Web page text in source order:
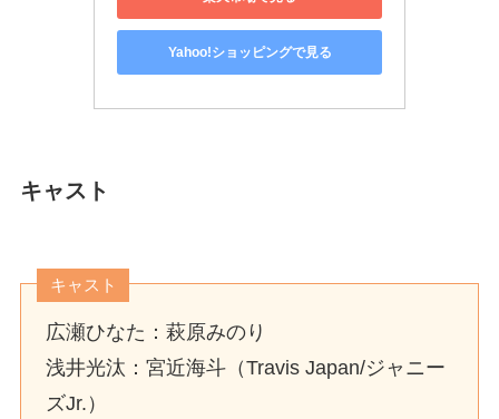
Yahoo!ショッピングで見る
キャスト
キャスト
広瀬ひなた：萩原みのり
浅井光汰：宮近海斗（Travis Japan/ジャニー
ズJr.）